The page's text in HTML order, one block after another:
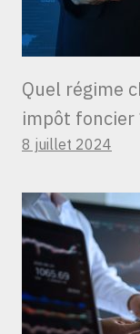
Quel régime
impôt foncier
8 juillet 2024